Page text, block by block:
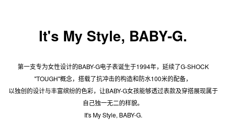
It's My Style, BABY-G.
第一支专为女性设计的BABY-G电子表诞生于1994年，延续了G-SHOCK
"TOUGH"概念，搭载了抗冲击的构造和防水100米的配备，
以独创的设计与丰富缤纷的色彩，让BABY-G女孩能够透过表款及穿搭展现属于
自己独一无二的样貌。
It's My Style, BABY-G.